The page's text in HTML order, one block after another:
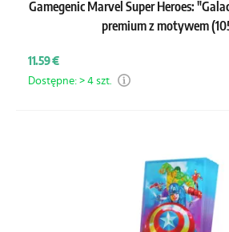
Gamegenic Marvel Super Heroes:
premium z motywem
11.59 €
Dostępne: > 4 szt.